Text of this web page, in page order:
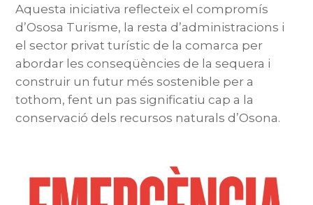
Aquesta iniciativa reflecteix el compromís
d’Ososa Turisme, la resta d’administracions i
el sector privat turístic de la comarca per
abordar les conseqüències de la sequera i
construir un futur més sostenible per a
tothom, fent un pas significatiu cap a la
conservació dels recursos naturals d’Osona.